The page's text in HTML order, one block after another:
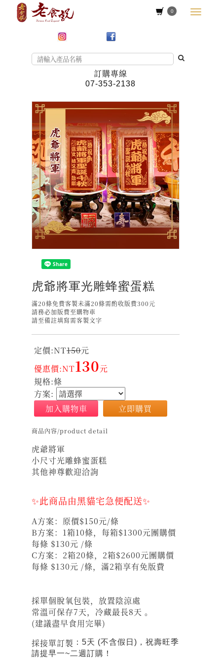
0
訂購專線
07-353-2138
虎爺將軍光雕蜂蜜蛋糕
滿20條免費客製未滿20條需酌收版費300元
請務必加版費至購物車
請至備註填寫需客製文字
定價:NT150元
優惠價:NT130元
規格:條
方案:
加入購物車
立即購買
商品內容/product detail
虎爺將軍
小尺寸光雕蜂蜜蛋糕
其他神尊歡迎洽詢
✨此商品由黑貓宅急便配送✨
A方案：原價$150元/條
B方案：1箱10條，每箱$1300元團購價
每條 $130元 /條
C方案：2箱20條，2箱$2600元團購價
每條 $130元 /條，滿2箱享有免版費
採單個脫氧包裝，放置陰涼處
常溫可保存7天，冷藏最長8天 。
(建議盡早食用完畢)
採接單訂製 ：5天 (不含假日)，祝壽旺季
請提早一~二週訂購！